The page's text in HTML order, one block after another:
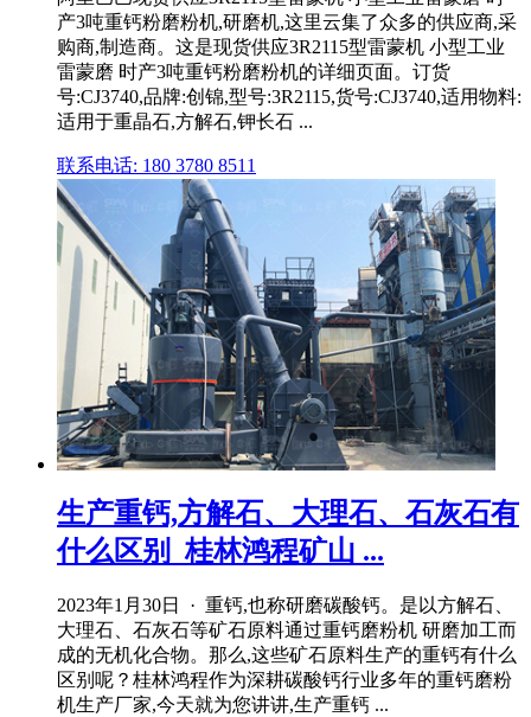
产3吨重钙粉磨粉机,研磨机,这里云集了众多的供应商,采
购商,制造商。这是现货供应3R2115型雷蒙机 小型工业
雷蒙磨 时产3吨重钙粉磨粉机的详细页面。订货
号:CJ3740,品牌:创锦,型号:3R2115,货号:CJ3740,适用物料:
适用于重晶石,方解石,钾长石 ...
联系电话: 180 3780 8511
生产重钙,方解石、大理石、石灰石有
什么区别_桂林鸿程矿山 ...
2023年1月30日 · 重钙,也称研磨碳酸钙。是以方解石、
大理石、石灰石等矿石原料通过重钙磨粉机 研磨加工而
成的无机化合物。那么,这些矿石原料生产的重钙有什么
区别呢？桂林鸿程作为深耕碳酸钙行业多年的重钙磨粉
机生产厂家,今天就为您讲讲,生产重钙 ...